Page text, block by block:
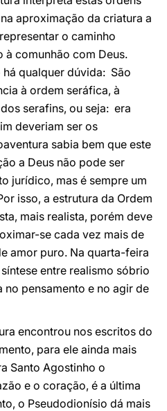
aproximação da criatura a
o caminho
à comunhão com Deus.
há qualquer dúvida: São
à ordem seráfica, à
serafins, ou seja: era
deveriam ser os
sabia bem que este
a Deus não pode ser
jurídico, mas é sempre um
isso, a estrutura da Ordem
mais realista, porém deve
se cada vez mais de
amor puro. Na quarta-feira
entre realismo sóbrio
pensamento e no agir de
encontrou nos escritos do
para ele ainda mais
Santo Agostinho o
e o coração, é a última
o Pseudodionísio dá mais